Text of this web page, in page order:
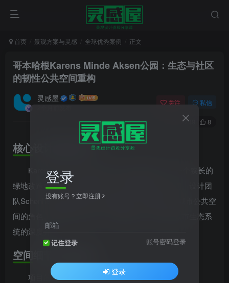
首页 景观方案与灵感 全球优秀案例 正文
哥本哈根Karens Minde Aksen公园：生态与社区
的韧性公共空间重构
灵感屋
2个月前发布
关注 私信
49 8
核心设计逻辑分析
Karens Minde Aksen项目位于哥本哈根，将一个狭长的
绿地改造成了一个更具韧性、气候适应的公共空间。设计团
队Schønherr通过生态与社区的融合，重新定义了城市公共空
间的角色。该项目不仅是一个景观改造，更是对城市生态系
统的深度介入。
空间细节深度拆解
项目的核心在于其多层次的空间组织。
登录
没有账号？立即注册
邮箱
记住登录 账号密码登录
登录